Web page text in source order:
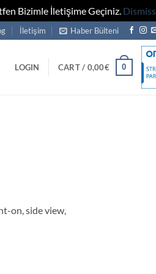
Bizimle İletişime Geçiniz. Dismiss
İletişim Haber Bülteni
LOGIN CART / 0,00€ 0
on, side view,